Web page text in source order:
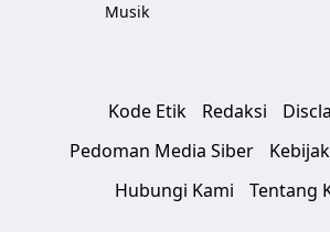
Musik
Kode Etik Redaksi
Pedoman Media Siber
Hubungi Kami
Tentang